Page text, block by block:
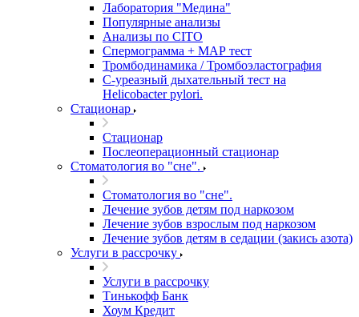
Лаборатория "Медина"
Популярные анализы
Анализы по CITO
Спермограмма + МАР тест
Тромбодинамика / Тромбоэластография
С-уреазный дыхательный тест на
Helicobacter pylori.
Стационар
Стационар
Послеоперационный стационар
Стоматология во "сне".
Стоматология во "сне".
Лечение зубов детям под наркозом
Лечение зубов взрослым под наркозом
Лечение зубов детям в седации (закись азота)
Услуги в рассрочку
Услуги в рассрочку
Тинькофф Банк
Хоум Кредит